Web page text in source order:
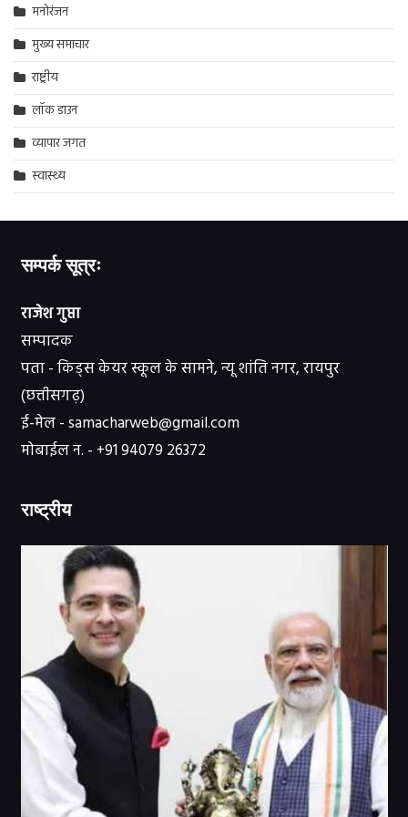
मनोरंजन
मुख्य समाचार
राष्ट्रीय
लॉक डाउन
व्यापार जगत
स्वास्थ्य
सम्पर्क सूत्रः
राजेश गुप्ता
सम्पादक
पता - किड्स केयर स्कूल के सामने, न्यू शांति नगर, रायपुर
(छत्तीसगढ़)
ई-मेल - samacharweb@gmail.com
मोबाईल न. - +91 94079 26372
राष्ट्रीय